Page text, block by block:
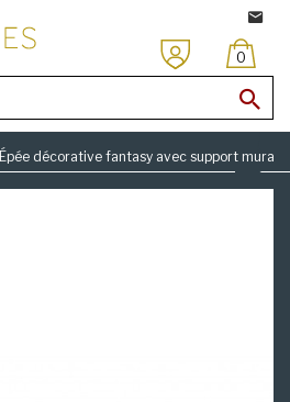
0
Épée décorative fantasy avec support mural